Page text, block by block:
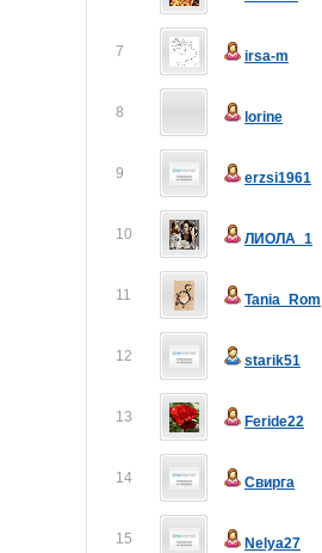
7 irsa-m
8 lorine
9 erzsi1961
10 ЛИОЛА_1
11 Tania_Rom
12 starik51
13 Feride22
14 Свирга
15 Nelya27